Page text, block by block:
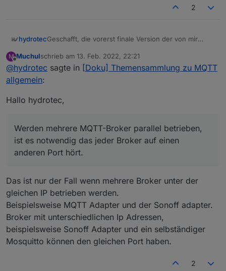
2
hydrotecGeschafft, die vorerst finale Version der von mir
https://github.com/hydrotec468/myioBroker.docs/blo
b/main/docs/de/technology/communications/mqtt.md
Wenn die Dokumentation für gut befunden wird, wer
pflegt sie unter welchem Menüpunkt ein.
Oder es erklärt mir jemand, wie ich das in die
offizielle Doku einpflegen kann.
gespannt.
Gruß, Karsten
M
Offline
Muchulschrieb am 13. Feb. 2022, 22:21
zuletzt editiert von
@hydrotec sagte in [Doku] Themensammlung zu MQTT
allgemein:
Hallo hydrotec,
Werden mehrere MQTT-Broker parallel betrieben,
ist es notwendig das jeder Broker auf einen
anderen Port hört.
Das ist nur der Fall wenn mehrere Broker unter der
gleichen IP betrieben werden.
Beispielsweise MQTT Adapter und der Sonoff adapter.
Broker mit unterschiedlichen Ip Adressen,
beispielsweise Sonoff Adapter und ein selbständiger
Mosquitto können den gleichen Port haben.
2